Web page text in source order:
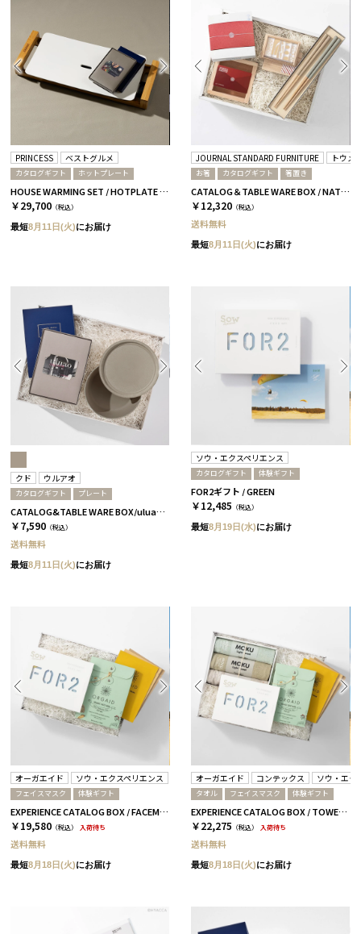
PRINCESS ベストグルメ
カタログギフト ホットプレート
HOUSE WARMING SET / HOTPLATE & CATALOG アリーグル
￥29,700 （税込）
最短8月11日(火)にお届け
JOURNAL STANDARD FURNITURE トウメ
お箸 カタログギフト 箸置き
CATALOG＆TABLE WARE BOX / NATURAL / 浜色＆雲色 / 椿
￥12,320 （税込）
送料無料
最短8月11日(火)にお届け
クド ウルアオ
カタログギフト プレート
CATALOG&TABLE WARE BOX/uluao/9°/茶大色/全5種 アウレリアーナ
￥7,590 （税込）
送料無料
最短8月11日(火)にお届け
ソウ・エクスペリエンス
カタログギフト 体験ギフト
FOR2ギフト / GREEN
￥12,485 （税込）
最短8月19日(水)にお届け
オーガエイド ソウ・エクスペリエンス
フェイスマスク 体験ギフト
EXPERIENCE CATALOG BOX / FACEMASK / 全3種 GREEN
￥19,580 （税込） 入荷待ち
送料無料
最短8月18日(火)にお届け
オーガエイド コンテックス ソウ・エク
タオル フェイスマスク 体験ギフト
EXPERIENCE CATALOG BOX / TOWEL & FACEMASK / 全3種 GREEN
￥22,275 （税込） 入荷待ち
送料無料
最短8月18日(火)にお届け